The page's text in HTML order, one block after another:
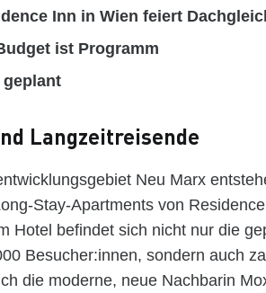
Inn in Wien feiert
ist Programm
geplant
Langzeitreisende
Neu Marx
Stay-Apartments von
Hotel befindet sich nicht nur die
Besucher:innen, sondern auch
die moderne, neue Nachbarin